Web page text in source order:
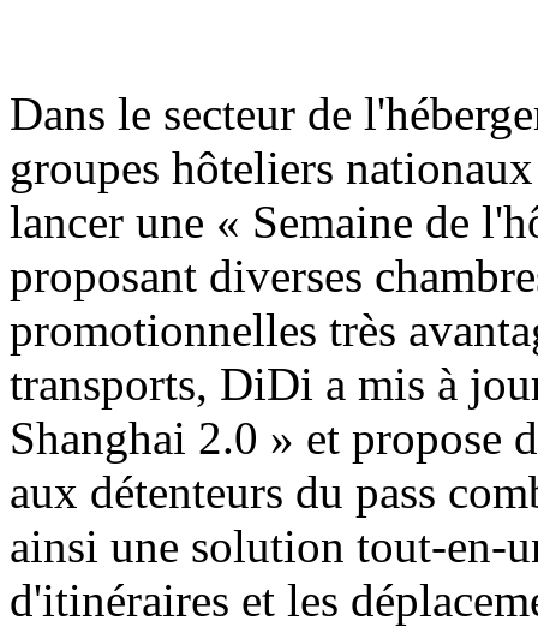
Dans le secteur de
groupes hôteliers
lancer une « Semaine de
proposant diverses
promotionnelles très
transports, DiDi a mis à
Shanghai 2.0 » et propose
aux détenteurs du pass
ainsi une solution tout-en-
d'itinéraires et les